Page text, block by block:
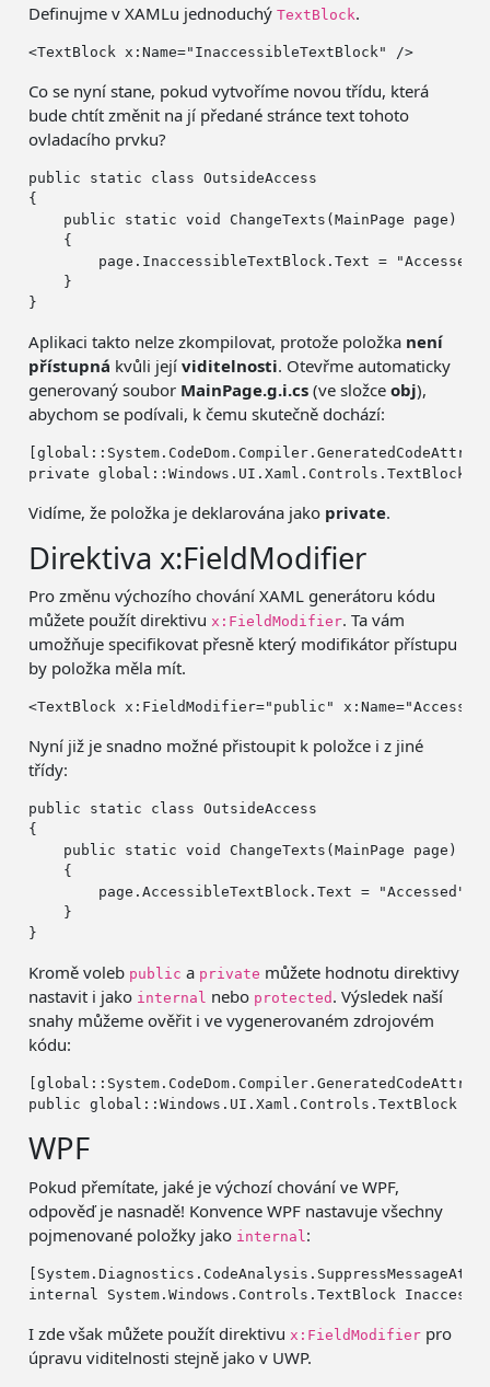
Definujme v XAMLu jednoduchýTextBlock.
<TextBlock x:Name="InaccessibleTextBlock"
Co se nyní stane, pokud vytvoříme novou třídu, která
bude chtít změnit na jí předané stránce text tohoto
ovladacího prvku?
public static class OutsideAccess
{
public
static void
ChangeTexts(MainPage page)
    {
        page.InaccessibleTextBlock.Text =
"Accessed"
    }
Aplikaci takto nelze zkompilovat, protože položka není
přístupná kvůli jejíviditelnosti. Otevřme automaticky
generovaný soubor MainPage.g.i.cs (ve složceobj),
abychom se podívali, k čemu skutečně dochází:
private
Vidíme, že položka je deklarována jako private.
Direktiva x:FieldModifier
Pro změnu výchozího chování XAML generátoru kódu
můžete použít direktivux:FieldModifier. Ta vám
umožňuje specifikovat přesně který modifikátor přístupu
by položka měla mít.
<TextBlock x:FieldModifier="public" x:Name=
Nyní již je snadno možné přistoupit k položce i z jiné
třídy:
public static class OutsideAccess
{
public
static void
ChangeTexts(MainPage page)
    {
        page.AccessibleTextBlock.Text =
"Accessed"
    }
Kromě voleb public a private můžete hodnotu direktivy
nastavit i jako internal nebo protected . Výsledek naší
snahy můžeme ověřit i ve vygenerovaném zdrojovém
kódu:
public
WPF
Pokud přemítate, jaké je výchozí chování ve WPF,
odpověď je nasnadě! Konvence WPF nastavuje všechny
pojmenované položky jako internal :
internal
I zde však můžete použít direktivu x:FieldModifier pro
úpravu viditelnosti stejně jako v UWP.